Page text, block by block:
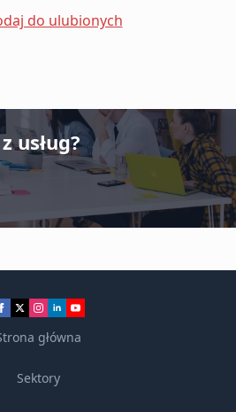
do ulubionych
usług?
główna
Sektory